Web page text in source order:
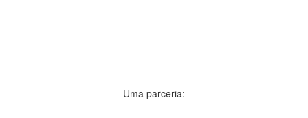
Uma parceria: